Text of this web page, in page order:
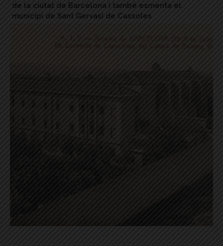
de la ciutat de Barcelona i també esmenta el
municipi de Sant Gervasi de Cassoles